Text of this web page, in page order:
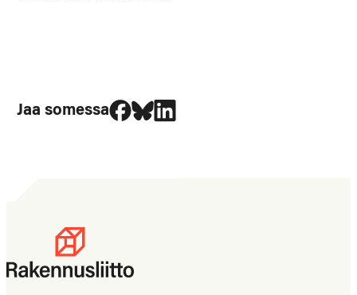
Jaa somessa
Jaa Facebookissa
Jaa Blueskyssa
Jaa LinkedIn:ssä